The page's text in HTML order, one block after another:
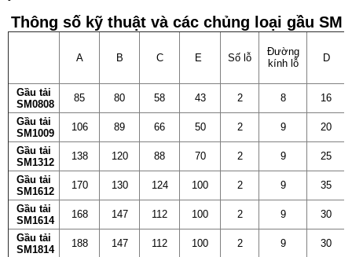
Thông số kỹ thuật và các chủng loại gầu SM
A B C E Số lỗ
Đường
kính lỗ
D
Gầu tải
SM0808
85 80 58 43 2 8
16
Gầu tải
SM1009
106 89 66 50 2 9
20
Gầu tải
SM1312
138 120 88 70 2 9
25
Gầu tải
SM1612
170 130 124 100 2 9
35
Gầu tải
SM1614
168 147 112 100 2 9
30
Gầu tải
SM1814
188 147 112 100 2 9
30